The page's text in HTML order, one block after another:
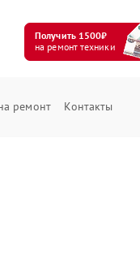
Получить 1500₽
на ремонт техники
ремонт Контакты